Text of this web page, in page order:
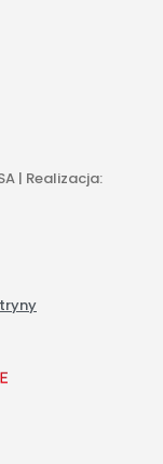
| Realizacja: